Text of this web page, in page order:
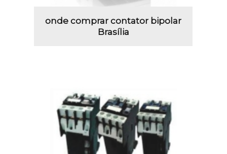
onde comprar contator bipolar
Brasília